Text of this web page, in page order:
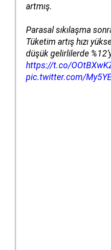
artmış.
Parasal sıkılaşma
Tüketim artış hızı
düşük gelirlilerde
https://t.co/
pic.twitter.com/